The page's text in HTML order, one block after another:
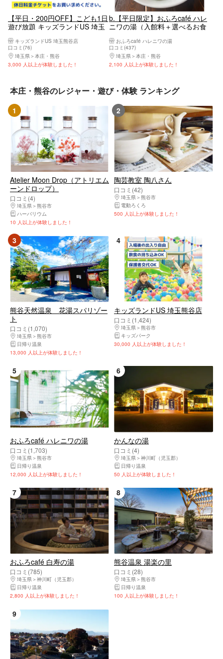
【平日・200円OFF】こども1日
遊び放題 キッズランドUS 埼玉
キッズランドUS 埼玉熊谷店
口コミ(76)
埼玉県
本庄・熊谷
3,000 人以上が体験しました！
b.【平日限定】おふろcafé ハレ
ニワの湯（入館料＋選べるお食
おふろcafé ハレニワの湯
口コミ(437)
埼玉県
本庄・熊谷
2,100 人以上が体験しました！
本庄・熊谷のレジャー・遊び・体験 ランキング
1
Atelier Moon Drop（アトリエム
ーンドロップ）
口コミ(4)
埼玉県
熊谷市
ハーバリウム
10 人以上が体験しました！
2
陶芸教室 陶八さん
口コミ(42)
埼玉県
熊谷市
電動ろくろ
500 人以上が体験しました！
3
熊谷天然温泉 花湯スパリゾー
ト
口コミ(1,070)
埼玉県
熊谷市
日帰り温泉
13,000 人以上が体験しました！
4
キッズランドUS 埼玉熊谷店
口コミ(1,424)
埼玉県
熊谷市
キッズパーク
30,000 人以上が体験しました！
5
おふろcafé ハレニワの湯
口コミ(1,703)
埼玉県
熊谷市
日帰り温泉
12,000 人以上が体験しました！
6
かんなの湯
口コミ(4)
埼玉県
神川町（児玉郡）
日帰り温泉
50 人以上が体験しました！
7
おふろcafé 白寿の湯
口コミ(785)
埼玉県
神川町（児玉郡）
日帰り温泉
2,800 人以上が体験しました！
8
熊谷温泉 湯楽の里
口コミ(28)
埼玉県
熊谷市
日帰り温泉
100 人以上が体験しました！
9